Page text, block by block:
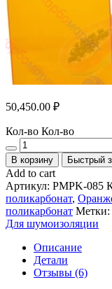
50,450.00 ₽
Кол-во Кол-во
В корзину Быстрый
Add to cart
Артикул: PMPK-085
поликарбонат,
поликарбонат Метки:
Для шумоизоляции
Описание
Детали
Отзывы (6)